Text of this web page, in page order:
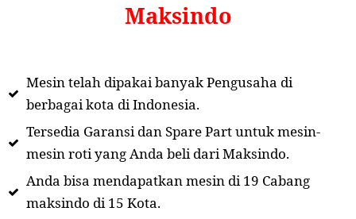
Maksindo
Mesin telah dipakai banyak Pengusaha di
berbagai kota di Indonesia.
Tersedia Garansi dan Spare Part untuk mesin-
mesin roti yang Anda beli dari Maksindo.
Anda bisa mendapatkan mesin di 19 Cabang
maksindo di 15 Kota.